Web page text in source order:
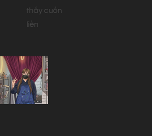
thấy cuốn
liền